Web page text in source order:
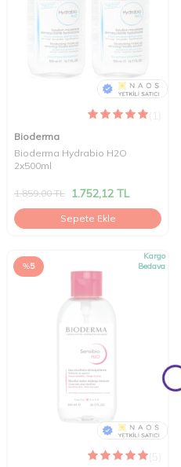
Bioderma
Bioderma Hydrabio H2O
2x500ml
1.859,00TL 1.752,12 TL
Sepete Ekle
%5
Kargo
Bedava